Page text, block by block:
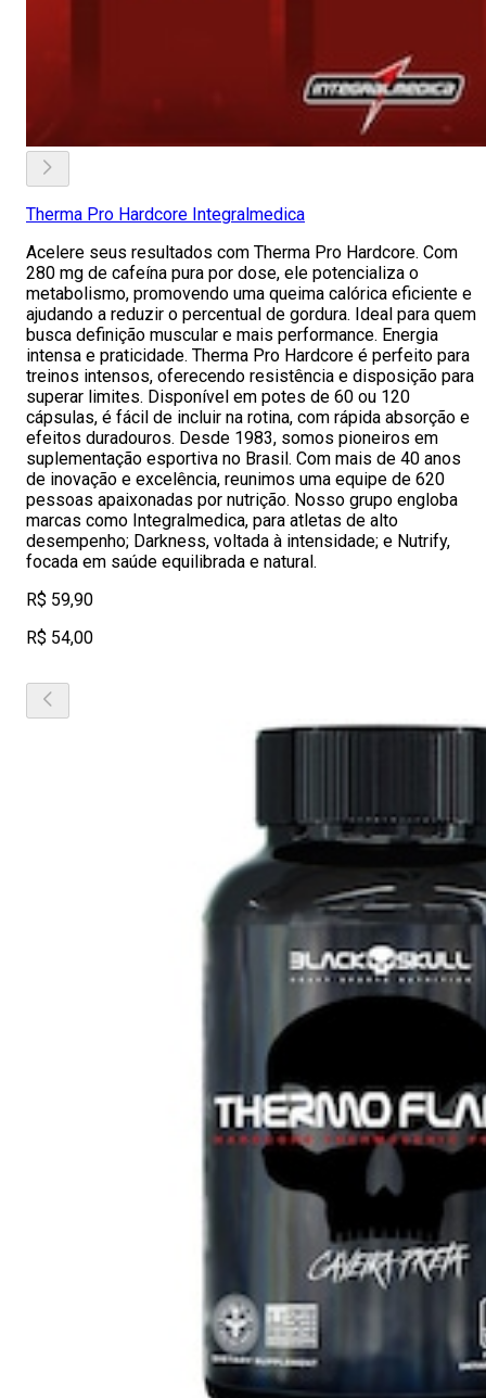
Therma Pro Hardcore Integralmedica
Acelere seus resultados com Therma Pro Hardcore. Com
280 mg de cafeína pura por dose, ele potencializa o
metabolismo, promovendo uma queima calórica eficiente e
ajudando a reduzir o percentual de gordura. Ideal para quem
busca definição muscular e mais performance. Energia
intensa e praticidade. Therma Pro Hardcore é perfeito para
treinos intensos, oferecendo resistência e disposição para
superar limites. Disponível em potes de 60 ou 120
cápsulas, é fácil de incluir na rotina, com rápida absorção e
efeitos duradouros. Desde 1983, somos pioneiros em
suplementação esportiva no Brasil. Com mais de 40 anos
de inovação e excelência, reunimos uma equipe de 620
pessoas apaixonadas por nutrição. Nosso grupo engloba
marcas como Integralmedica, para atletas de alto
desempenho; Darkness, voltada à intensidade; e Nutrify,
focada em saúde equilibrada e natural.
R$ 59,90
R$ 54,00